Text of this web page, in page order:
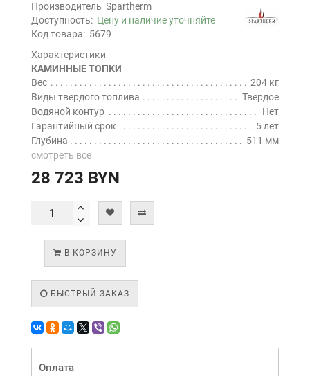
Производитель Spartherm
Доступность: Цену и наличие уточняйте
Код товара: 5679
Характеристики
КАМИННЫЕ ТОПКИ
Вес
204 кг
Виды твердого топлива
Твердое
Водяной контур
Нет
Гарантийный срок
5 лет
Глубина
511 мм
смотреть все
28 723 BYN
В КОРЗИНУ
БЫСТРЫЙ ЗАКАЗ
Оплата